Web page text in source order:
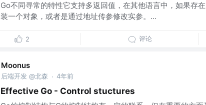
Go不同寻常的特性它支持多返回值，在其他语言中，如果存
装一个对象，或者是通过地址传参修改实参。...
2 评论
Moonus
后端开发 @北森 · 4年前
Effective Go - Control stuctures